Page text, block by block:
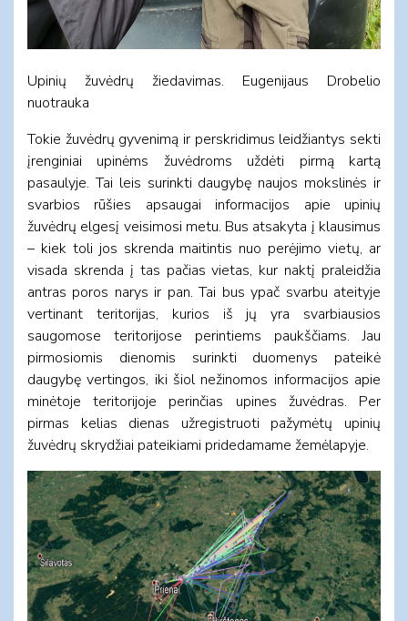
Upinių žuvėdrų žiedavimas. Eugenijaus Drobelio
nuotrauka
Tokie žuvėdrų gyvenimą ir perskridimus leidžiantys sekti
įrenginiai upinėms žuvėdroms uždėti pirmą kartą
pasaulyje. Tai leis surinkti daugybę naujos mokslinės ir
svarbios rūšies apsaugai informacijos apie upinių
žuvėdrų elgesį veisimosi metu. Bus atsakyta į klausimus
– kiek toli jos skrenda maitintis nuo perėjimo vietų, ar
visada skrenda į tas pačias vietas, kur naktį praleidžia
antras poros narys ir pan. Tai bus ypač svarbu ateityje
vertinant teritorijas, kurios iš jų yra svarbiausios
saugomose teritorijose perintiems paukščiams. Jau
pirmosiomis dienomis surinkti duomenys pateikė
daugybę vertingos, iki šiol nežinomos informacijos apie
minėtoje teritorijoje perinčias upines žuvėdras. Per
pirmas kelias dienas užregistruoti pažymėtų upinių
žuvėdrų skrydžiai pateikiami pridedamame žemėlapyje.